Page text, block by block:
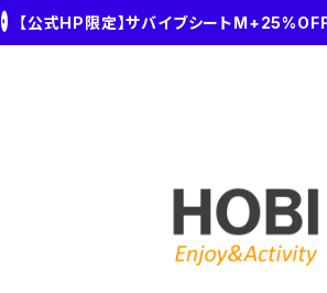
【公式HP限定】サバイブシート